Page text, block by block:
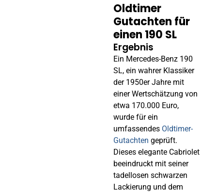
Oldtimer
Gutachten für
einen 190 SL
Ergebnis
Ein Mercedes-Benz 190
SL, ein wahrer Klassiker
der 1950er Jahre mit
einer Wertschätzung von
etwa 170.000 Euro,
wurde für ein
umfassendes Oldtimer-
Gutachten geprüft.
Dieses elegante Cabriolet
beeindruckt mit seiner
tadellosen schwarzen
Lackierung und dem